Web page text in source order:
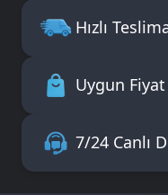
Hızlı
Uygun Fiyat
7/24 Canlı